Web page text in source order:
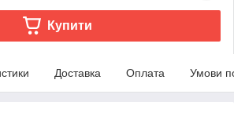
Купити
Доставка Оплата Умови